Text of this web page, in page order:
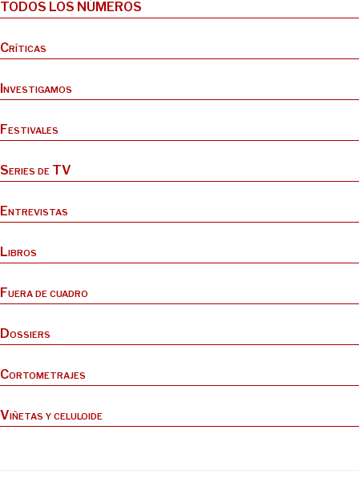
TODOS LOS NÚMEROS
Críticas
Investigamos
Festivales
Series de TV
Entrevistas
Libros
Fuera de cuadro
Dossiers
Cortometrajes
Viñetas y celuloide